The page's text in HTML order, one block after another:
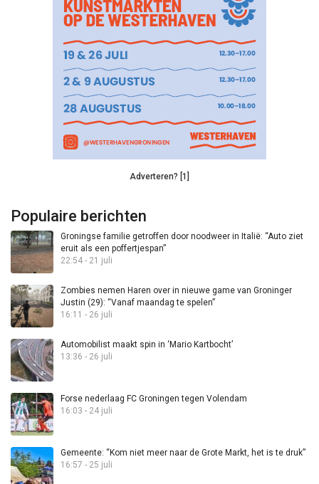
Adverteren? [1]
Populaire berichten
Groningse familie getroffen door noodweer in Italië: “Auto ziet
eruit als een poffertjespan”
22:54 - 21 juli
Zombies nemen Haren over in nieuwe game van Groninger
Justin (29): “Vanaf maandag te spelen”
16:11 - 26 juli
Automobilist maakt spin in ‘Mario Kartbocht’
13:36 - 26 juli
Forse nederlaag FC Groningen tegen Volendam
16:03 - 24 juli
Gemeente: “Kom niet meer naar de Grote Markt, het is te druk”
16:57 - 25 juli